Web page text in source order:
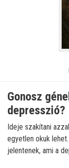
Gonosz
depresszió?
Ideje szakítani
egyetlen okuk
jelentenek, ami a